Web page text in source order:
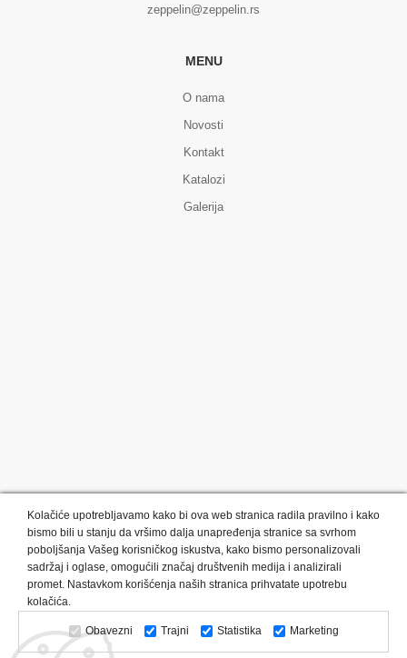
zeppelin@zeppelin.rs
MENU
O nama
Novosti
Kontakt
Katalozi
Galerija
Kategorije proizvoda: Olovke i markeri
Privesci i trakice
Upaljači
USB Tehnologija Tekstil
Kačketi i kape
Notesi i rokovnici
Kancelarija Satovi
Kišobrani
Kolačiće upotrebljavamo kako bi ova web stranica radila pravilno i kako
bismo bili u stanju da vršimo dalja unapređenja stranice sa svrhom
poboljšanja Vašeg korisničkog iskustva, kako bismo personalizovali
sadržaj i oglase, omogućili značaj društvenih medija i analizirali
promet. Nastavkom korišćenja naših stranica prihvatate upotrebu
kolačića.
Obavezni Trajni Statistika Marketing